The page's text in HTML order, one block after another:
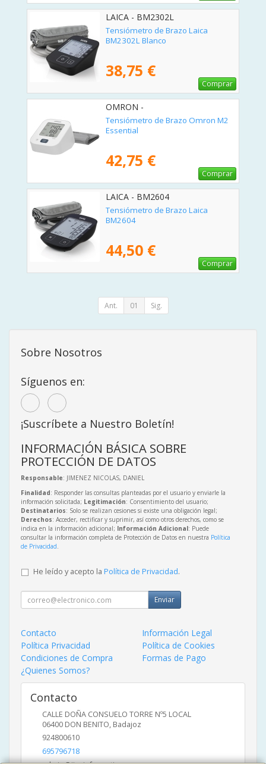
LAICA - BM2302L
Tensiómetro de Brazo Laica
BM2302L Blanco
38,75 €
Comprar
OMRON -
Tensiómetro de Brazo Omron M2
Essential
42,75 €
Comprar
LAICA - BM2604
Tensiómetro de Brazo Laica
BM2604
44,50 €
Comprar
Ant. 01 Sig.
Sobre Nosotros
Síguenos en:
¡Suscríbete a Nuestro Boletín!
INFORMACIÓN BÁSICA SOBRE
PROTECCIÓN DE DATOS
Responsable: JIMENEZ NICOLAS, DANIEL
Finalidad: Responder las consultas planteadas por el usuario y enviarle la
información solicitada; Legitimación: Consentimiento del usuario;
Destinatarios: Solo se realizan cesiones si existe una obligación legal;
Derechos: Acceder, rectificar y suprimir, así como otros derechos, como se
indica en la información adicional; Información Adicional: Puede
consultar la información completa de Protección de Datos en nuestra Política
de Privacidad.
He leído y acepto la Política de Privacidad.
Enviar
Contacto
Información Legal
Política Privacidad
Política de Cookies
Condiciones de Compra
Formas de Pago
¿Quienes Somos?
Contacto
CALLE DOÑA CONSUELO TORRE Nº5 LOCAL
06400 DON BENITO, Badajoz
924800610
695796718